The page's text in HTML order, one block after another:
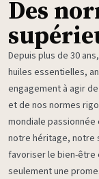
Des
Depuis plus de 30
huiles essentielles,
engagement à agir
et de nos normes
mondiale
notre héritage, notre
favoriser le bien-être
seulement une